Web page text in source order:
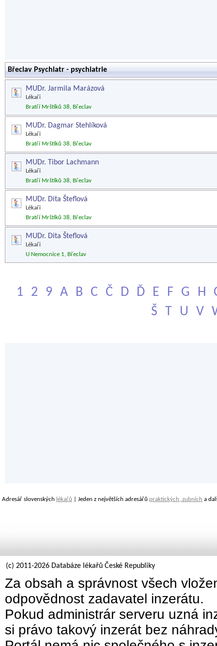
Břeclav Psychiatr - psychiatrie
MUDr. Jarmila Marázová
Lékaři
Bratří Mrštíků 38, Břeclav
MUDr. Dagmar Stehlíková
Lékaři
Bratří Mrštíků 38, Břeclav
MUDr. Tibor Lachmann
Lékaři
Bratří Mrštíků 38, Břeclav
MUDr. Dita Šteflová
Lékaři
Bratří Mrštíků 38, Břeclav
MUDr. Dita Šteflová
Lékaři
U Nemocnice 1, Břeclav
1 2 9 A B C Č D Ď E F G H
Š
T U V
Adresář slovenských lékařů | Jeden z největších adresářů praktických, zubních a
(c) 2011-2026 Databáze lékařů České Republiky
Za obsah a správnost všech
odpovědnost zadavatel inzerátu.
Pokud administrár serveru uzná
si právo takový inzerát bez